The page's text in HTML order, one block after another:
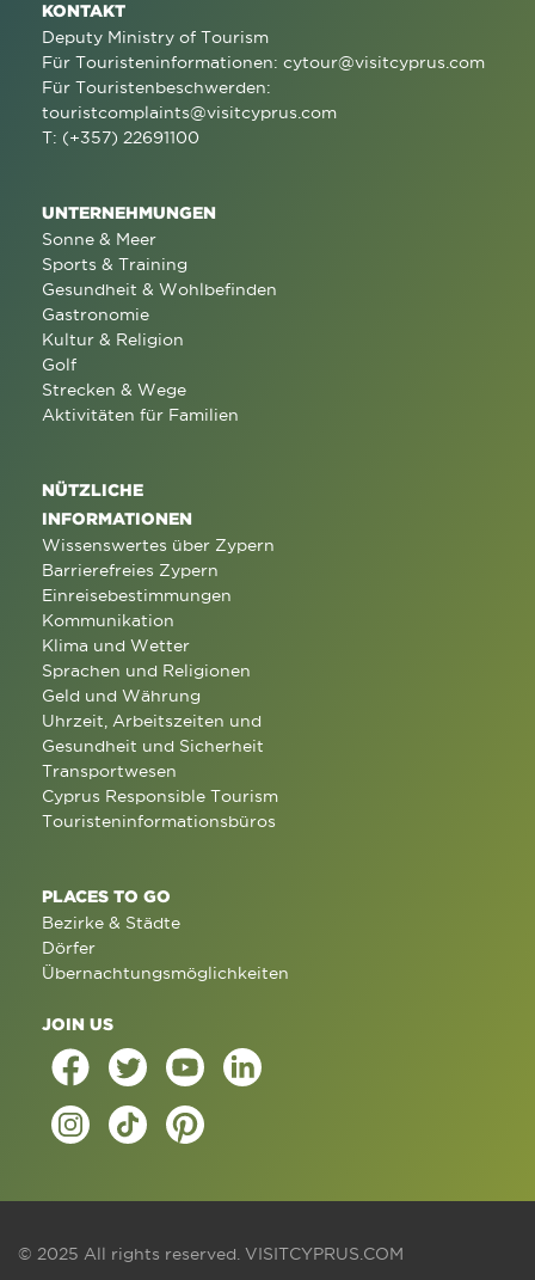
KONTAKT
Deputy Ministry of Tourism
Für Touristeninformationen: cytour@visitcyprus.com
Für Touristenbeschwerden:
touristcomplaints@visitcyprus.com
T: (+357) 22691100
UNTERNEHMUNGEN
Sonne & Meer
Sports & Training
Gesundheit & Wohlbefinden
Gastronomie
Kultur & Religion
Golf
Strecken & Wege
Aktivitäten für Familien
NÜTZLICHE
INFORMATIONEN
Wissenswertes über Zypern
Barrierefreies Zypern
Einreisebestimmungen
Kommunikation
Klima und Wetter
Sprachen und Religionen
Geld und Währung
Uhrzeit, Arbeitszeiten und
Gesundheit und Sicherheit
Transportwesen
Cyprus Responsible Tourism
Touristeninformationsbüros
PLACES TO GO
Bezirke & Städte
Dörfer
Übernachtungsmöglichkeiten
JOIN US
© 2025 All rights reserved. VISITCYPRUS.COM